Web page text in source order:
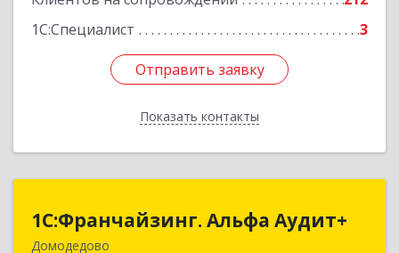
1С:Специалист
3
Отправить заявку
Показать контакты
Подробнее
Отправить заявку
Назад
1С:Франчайзинг. Альфа Аудит+
Домодедово
1С:Франчайзинг. Альфа Аудит+
142001, Московская обл, Домодедово г,